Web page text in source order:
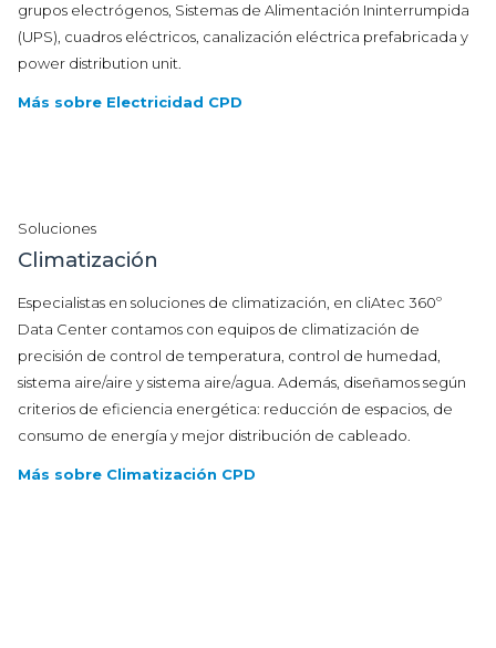
grupos electrógenos, Sistemas de Alimentación Ininterrumpida
(UPS), cuadros eléctricos, canalización eléctrica prefabricada y
power distribution unit.
Más sobre Electricidad CPD
Soluciones
Climatización
Especialistas en soluciones de climatización, en cliAtec 360º
Data Center contamos con equipos de climatización de
precisión de control de temperatura, control de humedad,
sistema aire/aire y sistema aire/agua. Además, diseñamos según
criterios de eficiencia energética: reducción de espacios, de
consumo de energía y mejor distribución de cableado.
Más sobre Climatización CPD